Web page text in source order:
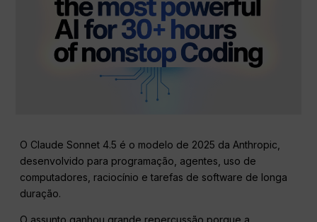
O Claude Sonnet 4.5 é o modelo de 2025 da Anthropic,
desenvolvido para programação, agentes, uso de
computadores, raciocínio e tarefas de software de longa
duração.
O assunto ganhou grande repercussão porque a